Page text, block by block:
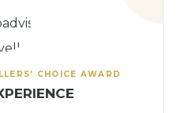
CHOICE AWARD